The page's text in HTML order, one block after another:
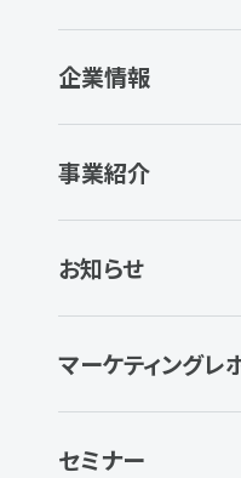
企業情報
事業紹介
お知らせ
マーケティングレ
セミナー